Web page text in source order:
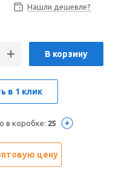
Нашли дешевле?
В корзину
в 1 клик
в коробке: 25
цену